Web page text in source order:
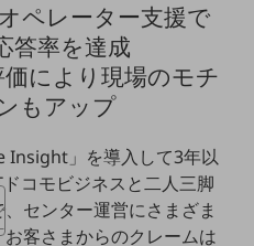
ペレーター支援で
答率を達成
により現場のモチ
もアップ
Insight」を導入して3年以
コモビジネスと二人三脚
センター運営にさまざま
客さまからのクレームは